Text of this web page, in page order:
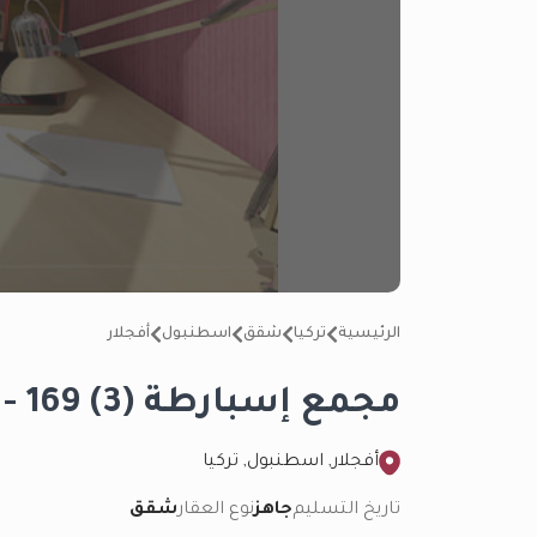
الرئيسية تركيا شقق اسطنبول أفجلار
مجمع إسبارطة (3) IMT - 169
أفجلار, اسطنبول, تركيا
تاريخ التسليمجاهزنوع العقارشقق